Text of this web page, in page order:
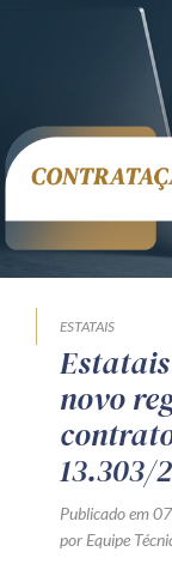
ESTATAIS
novo
13.303/
Publicado em
por Equipe